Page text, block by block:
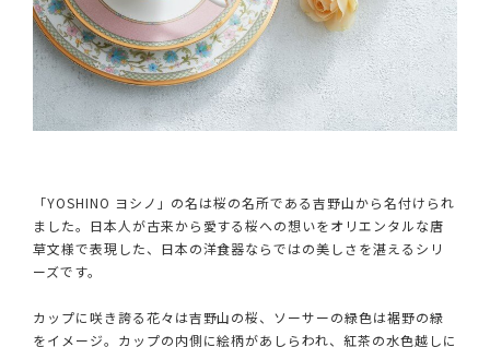
「YOSHINO ヨシノ」の名は桜の名所である吉野山から名付けられ
ました。日本人が古来から愛する桜への想いをオリエンタルな唐
草文様で表現した、日本の洋食器ならではの美しさを湛えるシリ
ーズです。
カップに咲き誇る花々は吉野山の桜、ソーサーの緑色は裾野の緑
をイメージ。カップの内側に絵柄があしらわれ、紅茶の水色越しに